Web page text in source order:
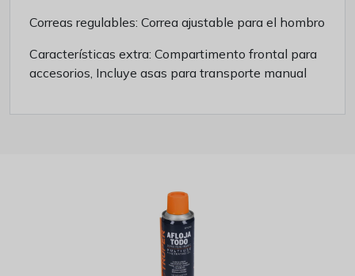
Correas regulables: Correa ajustable para el hombro
Características extra: Compartimento frontal para
accesorios, Incluye asas para transporte manual